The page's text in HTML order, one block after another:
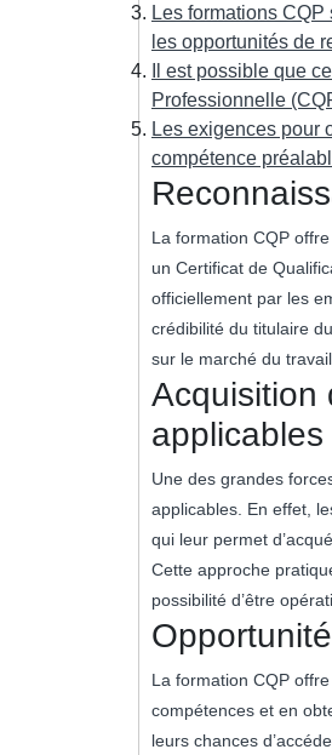
Les formations
les opportunités de
Il est possible que
Professionnelle
Les exigences pour
compétence
La formation CQP
un Certificat de
officiellement par les
crédibilité du titulaire
sur le marché du travail.
Acquisition
applicables
Une des grandes
applicables. En effet,
qui leur permet
Cette approche
possibilité d’être
La formation CQP
compétences et en
leurs chances